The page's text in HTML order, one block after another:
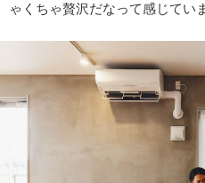
ゃくちゃ贅沢だなって感じてい